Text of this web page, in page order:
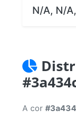
N/A, N/
A cor